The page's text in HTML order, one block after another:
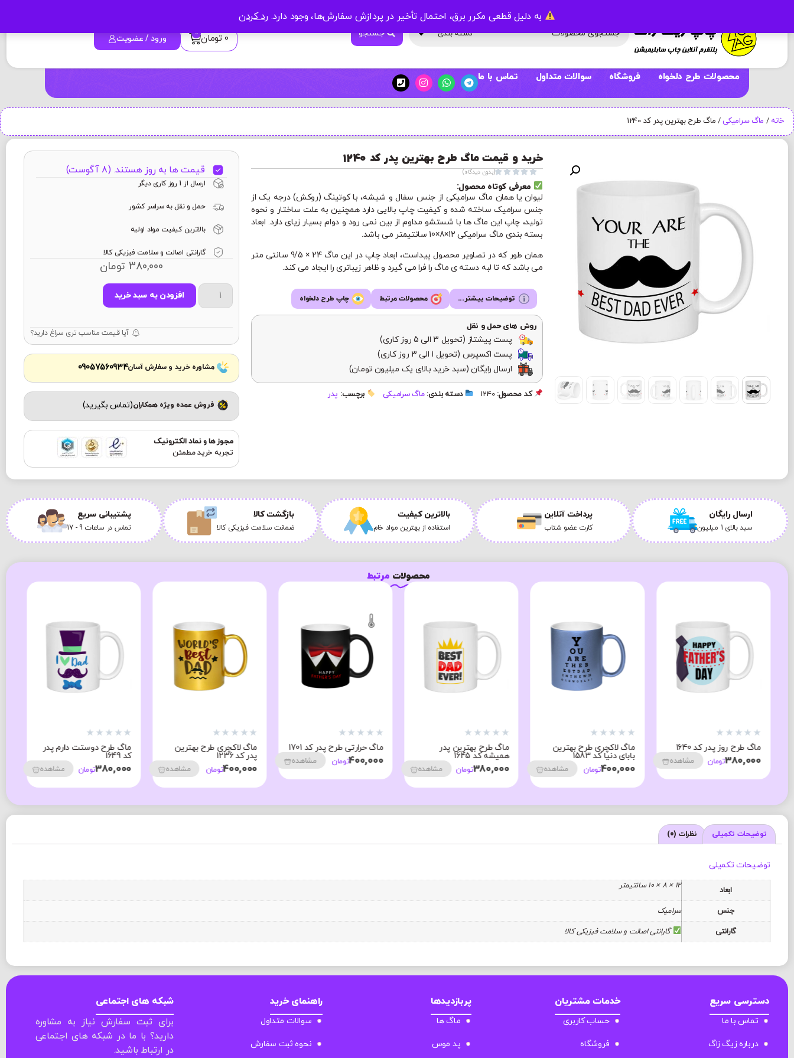
به دلیل قطعی مکرر برق، احتمال تأخیر در پردازش سفارش‌ها، وجود دارد. رد کردن
دسته بندی جستجو 0 تومان 0 ورود / عضویت
محصولات طرح دلخواه فروشگاه سوالات متداول تماس با ما
خانه / ماگ سرامیکی/ ماگ طرح بهترین پدر کد 1240
خرید و قیمت ماگ طرح بهترین پدر کد 1240




(بدون دیدگاه)
معرفی کوتاه محصول:
لیوان یا همان ماگ سرامیکی از جنس سفال و شیشه، با کوتینگ (روکش) درجه یک از
جنس سرامیک ساخته شده و کیفیت چاپ بالایی دارد همچنین به علت ساختار و نحوه
تولید، چاپ این ماگ ها با شستشو مداوم از بین نمی رود و دوام بسیار زیای دارد. ابعاد
بسته بندی ماگ سرامیکی 12×8×10 سانتیمتر می باشد.
همان طور که در تصاویر محصول پیداست، ابعاد چاپ در این ماگ 24 × 9/5 سانتی متر
می باشد که تا لبه دسته ی ماگ را فرا می گیرد و ظاهر زیباتری را ایجاد می کند.
توضیحات بیشتر... محصولات مرتبط چاپ طرح دلخواه
روش های حمل و نقل
پست پیشتاز (تحویل 3 الی 5 روز کاری)
پست اکسپرس (تحویل 1 الی 3 روز کاری)
ارسال رایگان (سبد خرید بالای یک میلیون تومان)
کد محصول:1240 دسته بندی: ماگ سرامیکی برچسب: پدر
قیمت ها به روز هستند. (8 آگوست)
ارسال از 1 روز کاری دیگر
حمل و نقل به سراسر کشور
بالاترین کیفیت مواد اولیه
گارانتی اصالت و سلامت فیزیکی کالا
380,000 تومان
افزودن به سبد خرید
آیا قیمت مناسب تری سراغ دارید؟
مشاوره خرید و سفارش آسان09057560934
فروش عمده ویژه همکاران(تماس بگیرید)
مجوز ها و نماد الکترونیک
تجربه خرید مطمئن
ارسال رایگان
سبد بالای 1 میلیون
پرداخت آنلاین
کارت عضو شتاب
بالاترین کیفیت
استفاده از بهترین مواد خام
بازگشت کالا
ضمانت سلامت فیزیکی کالا
پشتیبانی سریع
تماس در ساعات 9 - 17
محصولات مرتبط
★
★
★
★
★
ماگ طرح روز پدر کد 1640
380,000تومان مشاهده
★
★
★
★
★
ماگ لاکچری طرح بهترین
بابای دنیا کد 1583
400,000تومان مشاهده
★
★
★
★
★
ماگ طرح بهترین پدر
همیشه کد 1645
380,000تومان مشاهده
★
★
★
★
★
ماگ حرارتی طرح پدر کد 1701
400,000تومان مشاهده
★
★
★
★
★
ماگ لاکچری طرح بهترین
پدر کد 1236
400,000تومان مشاهده
★
★
★
★
★
ماگ طرح دوستت دارم پدر
کد 1649
380,000تومان مشاهده
توضیحات تکمیلی نظرات (0)
توضیحات تکمیلی
ابعاد 12 × 8 × 10 سانتیمتر
جنس
سرامیک
گارانتی
گارانتی اصالت و سلامت فیزیکی کالا
دسترسی سریع
تماس با ما
درباره زیگ زاگ
خدمات مشتریان
حساب کاربری
فروشگاه
پربازدیدها
ماگ ها
پد موس
راهنمای خرید
سوالات متداول
نحوه ثبت سفارش
شبکه های اجتماعی
برای ثبت سفارش نیاز به مشاوره
دارید؟ با ما در شبکه های اجتماعی
در ارتباط باشید.